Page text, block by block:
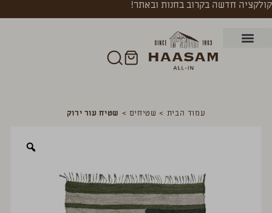
קולקציה חדשה בקרוב בחנות ובאתר!
עמוד הבית > שטיחים > שטיח עור ירוק